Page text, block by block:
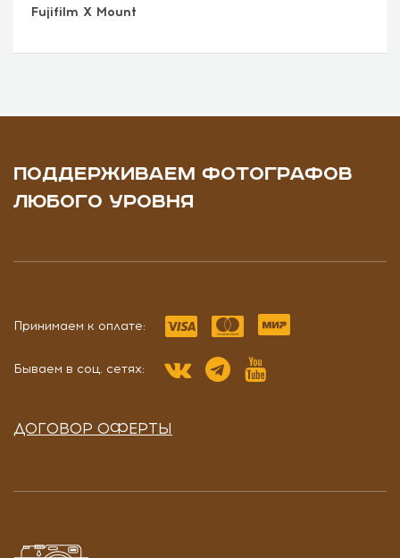
Fujifilm X Mount
ПОДДЕРЖИВАЕМ ФОТОГРАФОВ
ЛЮБОГО УРОВНЯ
Принимаем к оплате:
Бываем в соц. сетях:
ДОГОВОР ОФЕРТЫ